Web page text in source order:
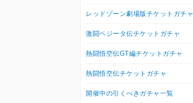
レッドゾーン劇場版チケットガチャ
激闘ベジータ伝チケットガチャ
熱闘悟空伝GT編チケットガチャ
熱闘悟空伝チケットガチャ
開催中の引くべきガチャ一覧